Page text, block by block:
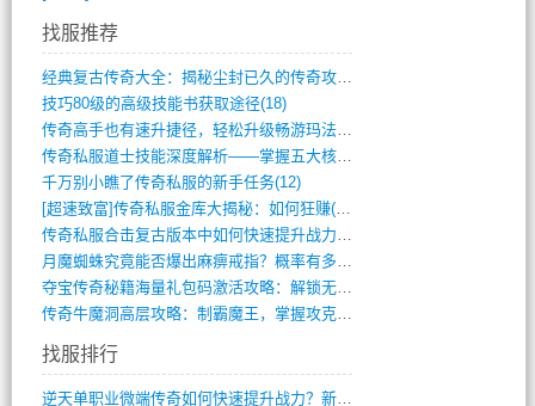
找服推荐
经典复古传奇大全：揭秘尘封已久的传奇攻略(348)
技巧80级的高级技能书获取途径(18)
传奇高手也有速升捷径，轻松升级畅游玛法(11)
传奇私服道士技能深度解析——掌握五大核心(956)
千万别小瞧了传奇私服的新手任务(12)
[超速致富]传奇私服金库大揭秘：如何狂赚(590)
传奇私服合击复古版本中如何快速提升战力与(917)
月魔蜘蛛究竟能否爆出麻痹戒指？概率有多大(11)
夺宝传奇秘籍海量礼包码激活攻略：解锁无限(587)
传奇牛魔洞高层攻略：制霸魔王，掌握攻克要(12)
找服排行
逆天单职业微端传奇如何快速提升战力？新手(4)